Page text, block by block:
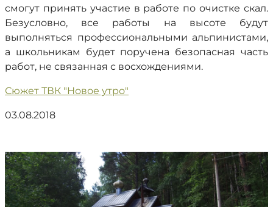
смогут принять участие в работе по очистке скал.
Безусловно, все работы на высоте будут
выполняться профессиональными альпинистами,
а школьникам будет поручена безопасная часть
работ, не связанная с восхождениями.
Сюжет ТВК "Новое утро"
03.08.2018